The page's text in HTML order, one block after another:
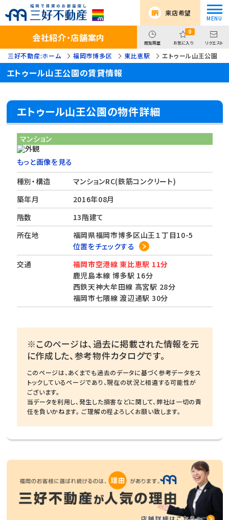
来店希望
会社紹介・店舗案内 閲覧履歴
0
お気に入り リクエスト
三好不動産:ホーム 福岡市博多区 東比恵駅 エトゥール山王公園
エトゥール山王公園の賃貸情報
エトゥール山王公園の物件詳細
マンション
もっと画像を見る
種別・構造
マンションRC(鉄筋コンクリート)
築年月
2016年08月
階数
13階建て
所在地
福岡県福岡市博多区山王１丁目10-5
位置をチェックする
交通
福岡市空港線 東比恵駅 11分
鹿児島本線 博多駅 16分
西鉄天神大牟田線 高宮駅 28分
福岡市七隈線 渡辺通駅 30分
※このページは、過去に掲載された情報を元
に作成した、参考物件カタログです。
このページは、あくまでも過去のデータに基づく参考データをス
トックしているページであり、現在の状況と相違する可能性が
ございます。
当データを利用し、発生した損害などに関して、弊社は一切の責
任を負いかねます。 ご理解の程よろしくお願い致します。